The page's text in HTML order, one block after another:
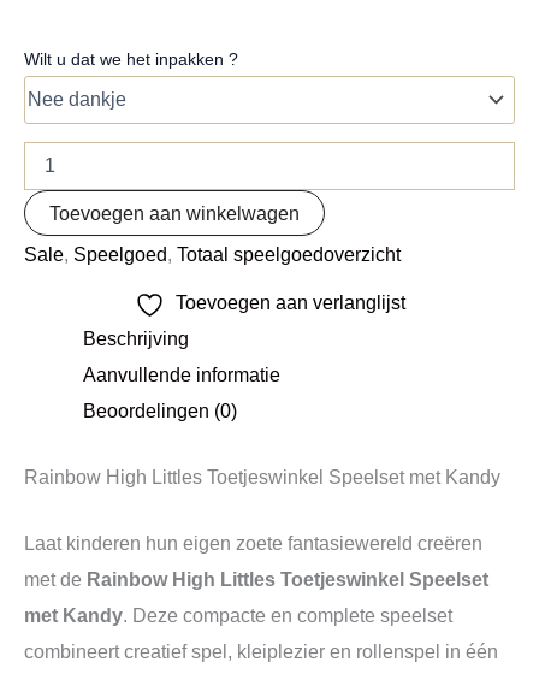
Wilt u dat we het inpakken ?
Toevoegen aan winkelwagen
Sale, Speelgoed, Totaal speelgoedoverzicht
Toevoegen aan verlanglijst
Beschrijving
Aanvullende informatie
Beoordelingen (0)
Rainbow High Littles Toetjeswinkel Speelset met Kandy
Laat kinderen hun eigen zoete fantasiewereld creëren
met de Rainbow High Littles Toetjeswinkel Speelset
met Kandy . Deze compacte en complete speelset
combineert creatief spel, kleiplezier en rollenspel in één